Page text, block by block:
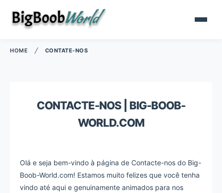
HOME ╱ CONTATE-NOS
CONTACTE-NOS | BIG-BOOB-
WORLD.COM
Olá e seja bem-vindo à página de Contacte-nos do Big-
Boob-World.com! Estamos muito felizes que você tenha
vindo até aqui e genuinamente animados para nos